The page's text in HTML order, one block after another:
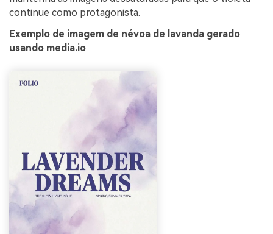
continue como protagonista.
Exemplo de imagem de névoa de lavanda gerado
usando media.io